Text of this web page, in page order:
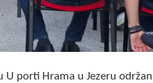
U porti Hrama u Jezeru